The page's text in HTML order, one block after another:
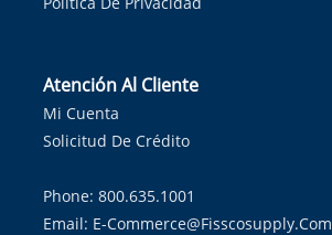
Atención Al Cliente
Mi Cuenta
Solicitud De Crédito
Phone: 800.635.1001
Email: E-Commerce@fisscosupply.com